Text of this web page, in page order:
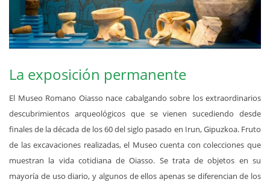
La exposición permanente
El Museo Romano Oiasso nace cabalgando sobre los extraordinarios
descubrimientos arqueológicos que se vienen sucediendo desde
finales de la década de los 60 del siglo pasado en Irun, Gipuzkoa. Fruto
de las excavaciones realizadas, el Museo cuenta con colecciones que
muestran la vida cotidiana de Oiasso. Se trata de objetos en su
mayoría de uso diario, y algunos de ellos apenas se diferencian de los